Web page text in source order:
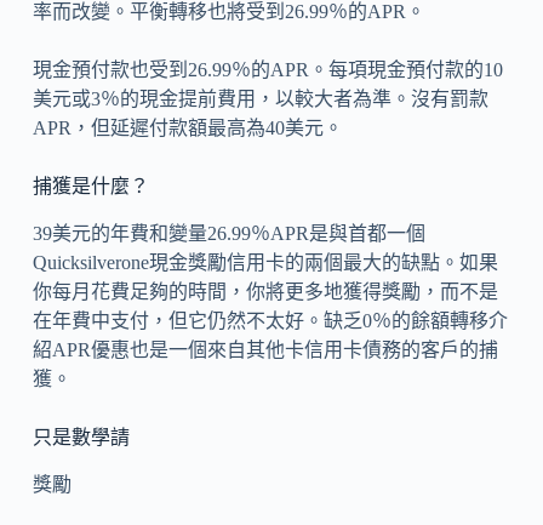
率而改變。平衡轉移也將受到26.99％的APR。
現金預付款也受到26.99％的APR。每項現金預付款的10
美元或3％的現金提前費用，以較大者為準。沒有罰款
APR，但延遲付款額最高為40美元。
捕獲是什麼？
39美元的年費和變量26.99％APR是與首都一個
Quicksilverone現金獎勵信用卡的兩個最大的缺點。如果
你每月花費足夠的時間，你將更多地獲得獎勵，而不是
在年費中支付，但它仍然不太好。缺乏0％的餘額轉移介
紹APR優惠也是一個來自其他卡信用卡債務的客戶的捕
獲。
只是數學請
獎勵